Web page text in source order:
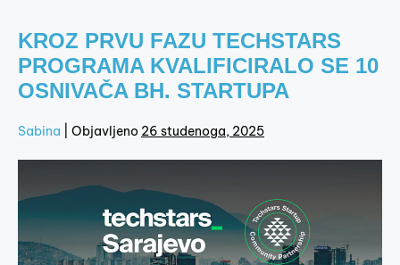
KROZ PRVU FAZU TECHSTARS
PROGRAMA KVALIFICIRALO SE 10
OSNIVAČA BH. STARTUPA
Sabina Objavljeno 26 studenoga, 2025